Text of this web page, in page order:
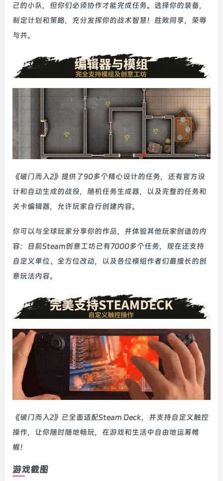
己的小队，但你们必须协作才能完成任务。选择你的装备，
制定计划和策略，充分发挥你的战术智慧！胜败同享，荣辱
与共。
《破门而入2》提供了90多个精心设计的任务，还有官方设
计和自动生成的战役，随机任务生成器，以及完整的任务和
关卡编辑器，允许玩家自行创建内容。
你可以与全球玩家分享你的作品，并体验其他玩家创造的内
容：目前Steam创意工坊已有7000多个任务，现在还支持
自定义单位、全方位改动，以及各位模组作者们最擅长的创
意玩法内容。
《破门而入2》已全面适配Steam Deck，并支持自定义触控
操作，让你随时随地畅玩，在游戏和生活中自由地运筹帷
幄！
游戏截图